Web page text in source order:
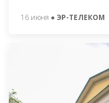
16 июня ● ЭР-ТЕЛЕКОМ